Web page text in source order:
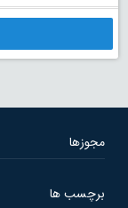
مجوزها
برچسب ها